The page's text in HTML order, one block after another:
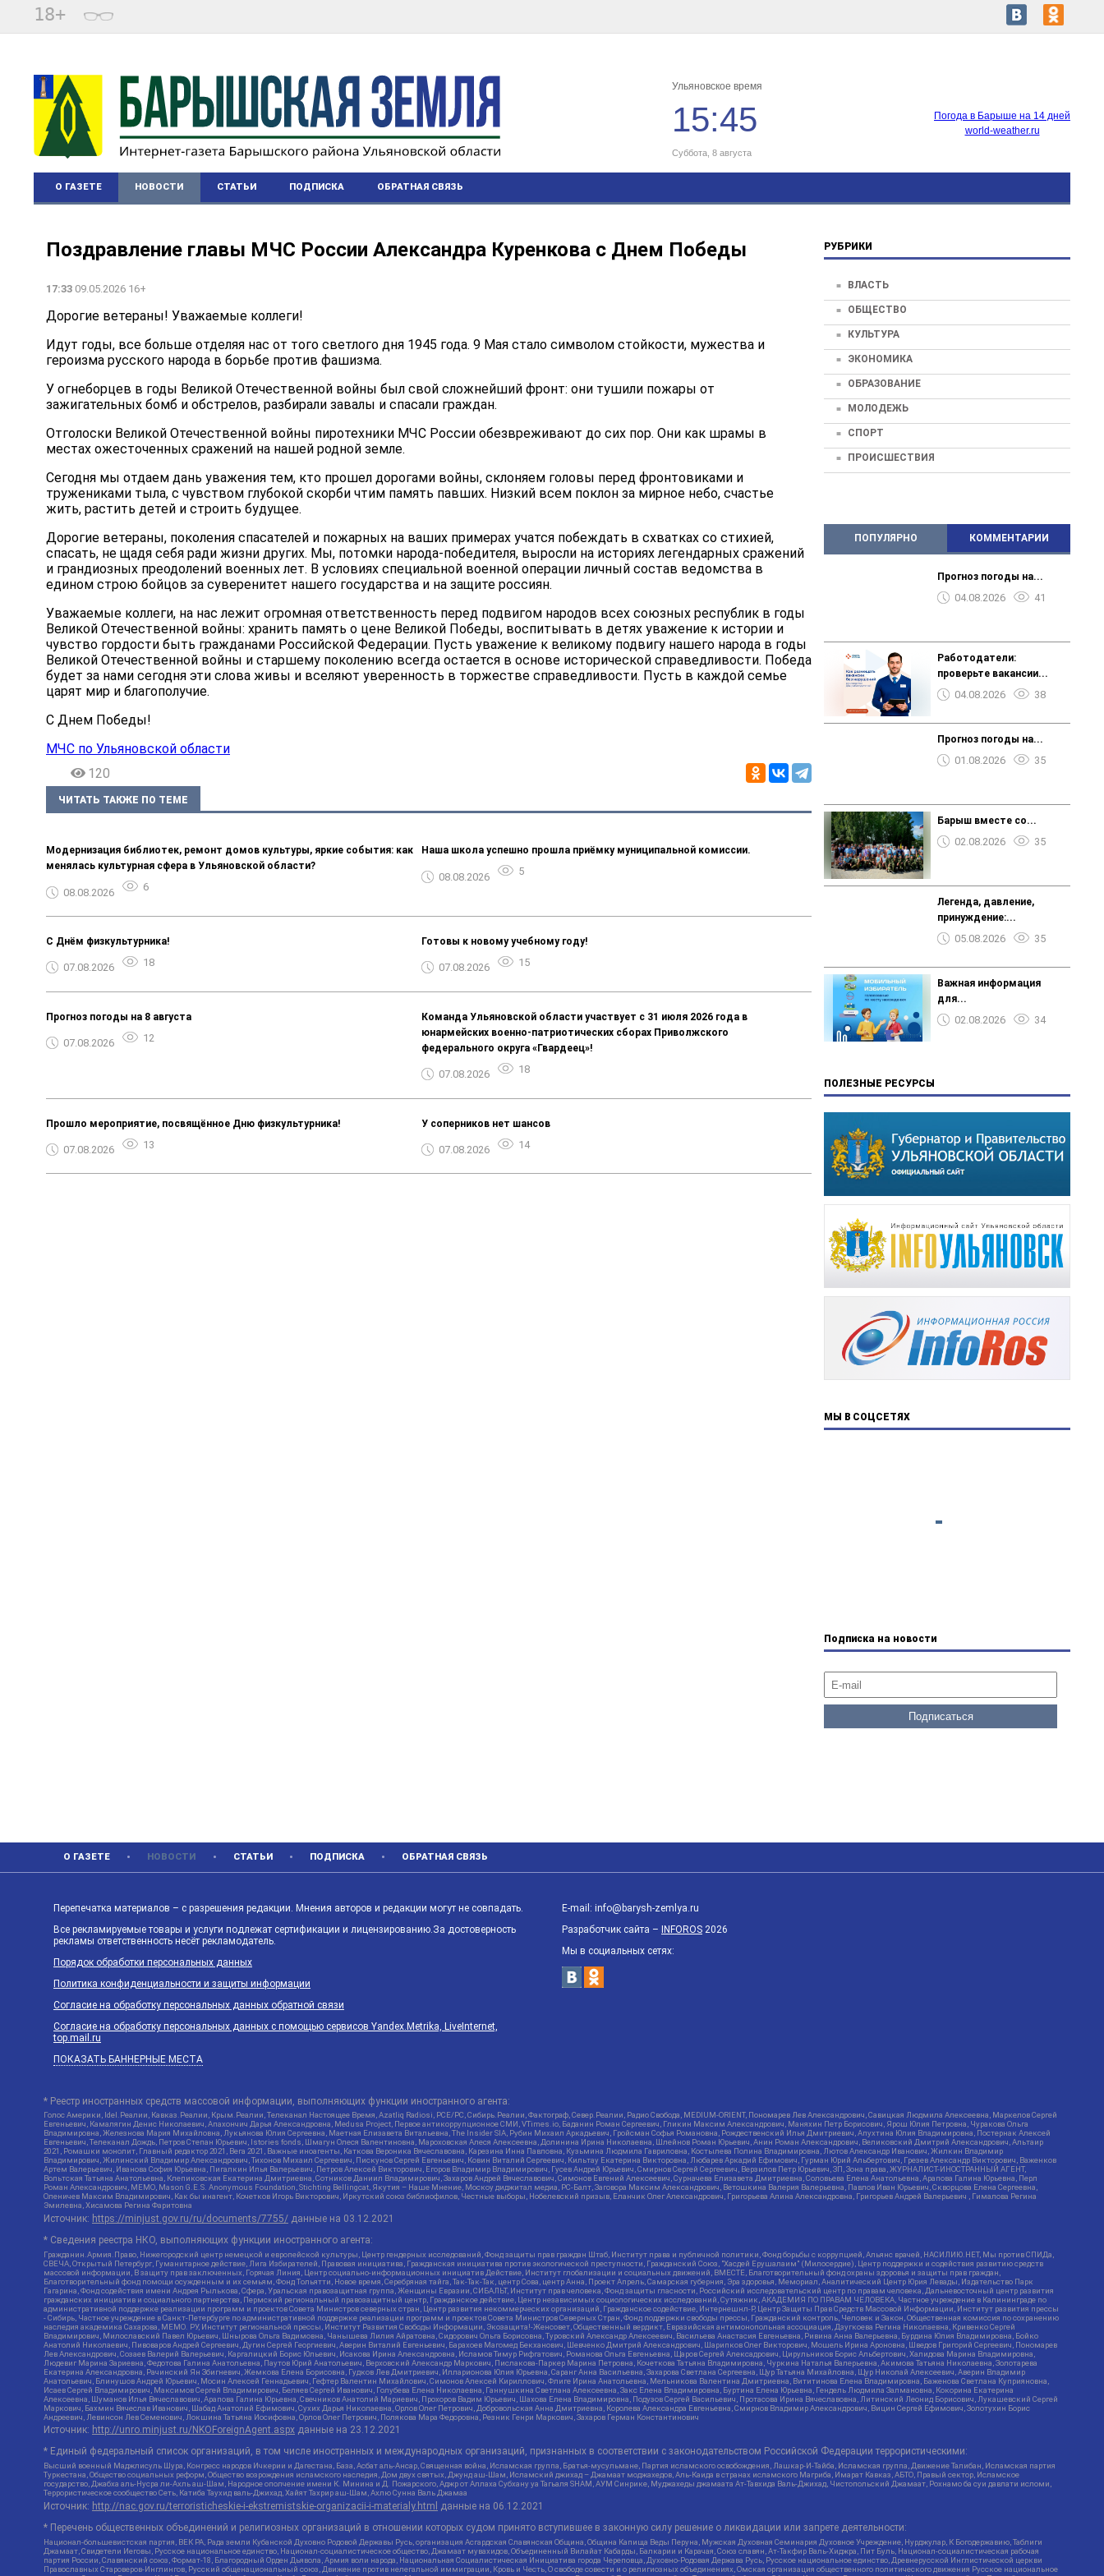
18+
Ульяновское время
15:45
Суббота, 8 августа
Погода в Барыше на 14 дней
world-weather.ru
О ГАЗЕТЕ НОВОСТИ СТАТЬИ ПОДПИСКА ОБРАТНАЯ СВЯЗЬ
Поздравление главы МЧС России Александра Куренкова с Днем Пoбеды
17:33 09.05.2026 16+
Дорогие ветераны! Уважаемые коллеги!
Идут годы, все больше отделяя нас от того светлого дня 1945 года. 9 Мая стало символом стойкости, мужества и
героизма русского народа в борьбе против фашизма.
У огнеборцев в годы Великой Отечественной войны был свой сложнейший фронт: они тушили пожары от
зажигательных бомб и обстрелов, разбирали завалы и спасали граждан.
Отголоски Великой Отечественной войны пиротехники МЧС России обезвреживают до сих пор. Они как шрамы в
местах ожесточенных сражений на нашей родной земле.
Сегодня мы отдаем дань уважения тем, кто прошел дорогами войны, склоняем головы перед фронтовиками и
тружениками тыла, с чувством глубокой скорби чтим память павших. Низкий всем поклон за мирное небо, счастье
жить, растить детей и строить будущее.
Дорогие ветераны, поколения спасателей и пожарных на ваших примерах учатся побеждать в схватках со стихией,
спасать, не щадя себя ради жизни других. Мы, потомки народа-победителя, выросли на историях легендарных сражений
и грандиозных преодолений военных лет. В условиях специальной военной операции личный состав ведомства в
едином строю бойцов за суверенитет нашего государства и на защите россиян.
Уважаемые коллеги, на нас лежит огромная ответственность перед подвигом народов всех союзных республик в годы
Великой Отечественной войны: хранить память о цене Великой Победы, воспитывать в детях уважение к истории и
чувство гордости быть гражданами Российской Федерации. Пусть уважение к великому подвигу нашего народа в годы
Великой Отечественной войны и старшему поколению всегда остается в основе исторической справедливости. Победа
будет за нами сегодня эти слова живы и вселяют уверенность в торжестве справедливости. Пусть в каждой семье
царят мир и благополучие.
С Днем Победы!
МЧС по Ульяновской области
120
ЧИТАТЬ ТАКЖЕ ПО ТЕМЕ
Модернизация библиотек, ремонт домов культуры, яркие события: как
менялась культурная сфера в Ульяновской области?
08.08.2026 6
Наша школа успешно прошла приёмку муниципальной комиссии.
08.08.2026 5
С Днём физкультурника!
07.08.2026 18
Готовы к новому учебному году!
07.08.2026 15
Прогноз погоды на 8 августа
07.08.2026 12
Команда Ульяновской области участвует с 31 июля 2026 года в
юнармейских военно‑патриотических сборах Приволжского
федерального округа «Гвардеец»!
07.08.2026 18
Прошло мероприятие, посвящённое Дню физкультурника!
07.08.2026 13
У соперников нет шансов
07.08.2026 14
РУБРИКИ
ВЛАСТЬ
ОБЩЕСТВО
КУЛЬТУРА
ЭКОНОМИКА
ОБРАЗОВАНИЕ
МОЛОДЕЖЬ
СПОРТ
ПРОИСШЕСТВИЯ
ПОПУЛЯРНО КОММЕНТАРИИ
Прогноз погоды на...
04.08.2026 41
️️️Работодатели:
проверьте вакансии...
04.08.2026 38
Прогноз погоды на...
01.08.2026 35
Барыш вместе со...
02.08.2026 35
Легенда, давление,
принуждение:...
05.08.2026 35
Важная информация
для...
02.08.2026 34
ПОЛЕЗНЫЕ РЕСУРСЫ
МЫ В СОЦСЕТЯХ
Подписка на новости
О ГАЗЕТЕ НОВОСТИ СТАТЬИ ПОДПИСКА ОБРАТНАЯ СВЯЗЬ
Перепечатка материалов – с разрешения редакции. Мнения авторов и редакции могут не совпадать.
Все рекламируемые товары и услуги подлежат сертификации и лицензированию.За достоверность
рекламы ответственность несёт рекламодатель.
Порядок обработки персональных данных
Политика конфиденциальности и защиты информации
Согласие на обработку персональных данных обратной связи
Согласие на обработку персональных данных с помощью сервисов Yandex.Metrika, LiveInternet,
top.mail.ru
ПОКАЗАТЬ БАННЕРНЫЕ МЕСТА
E-mail: info@barysh-zemlya.ru
Разработчик сайта – INFOROS 2026
Мы в социальных сетях:
* Реестр иностранных средств массовой информации, выполняющих функции иностранного агента:
Голос Америки, Idel.Реалии, Кавказ.Реалии, Крым.Реалии, Телеканал Настоящее Время, Azatliq Radiosi, PCE/PC, Сибирь.Реалии, Фактограф, Север.Реалии, Радио Свобода, MEDIUM-ORIENT, Пономарев Лев Александрович, Савицкая Людмила Алексеевна, Маркелов Сергей
Евгеньевич, Камалягин Денис Николаевич, Апахончич Дарья Александровна, Medusa Project, Первое антикоррупционное СМИ, VTimes.io, Баданин Роман Сергеевич, Гликин Максим Александрович, Маняхин Петр Борисович, Ярош Юлия Петровна, Чуракова Ольга
Владимировна, Железнова Мария Михайловна, Лукьянова Юлия Сергеевна, Маетная Елизавета Витальевна, The Insider SIA, Рубин Михаил Аркадьевич, Гройсман Софья Романовна, Рождественский Илья Дмитриевич, Апухтина Юлия Владимировна, Постернак Алексей
Евгеньевич, Телеканал Дождь, Петров Степан Юрьевич, Istories fonds, Шмагун Олеся Валентиновна, Мароховская Алеся Алексеевна, Долинина Ирина Николаевна, Шлейнов Роман Юрьевич, Анин Роман Александрович, Великовский Дмитрий Александрович, Альтаир
2021, Ромашки монолит, Главный редактор 2021, Вега 2021, Важные иноагенты, Каткова Вероника Вячеславовна, Карезина Инна Павловна, Кузьмина Людмила Гавриловна, Костылева Полина Владимировна, Лютов Александр Иванович, Жилкин Владимир
Владимирович, Жилинский Владимир Александрович, Тихонов Михаил Сергеевич, Пискунов Сергей Евгеньевич, Ковин Виталий Сергеевич, Кильтау Екатерина Викторовна, Любарев Аркадий Ефимович, Гурман Юрий Альбертович, Грезев Александр Викторович, Важенков
Артем Валерьевич, Иванова София Юрьевна, Пигалкин Илья Валерьевич, Петров Алексей Викторович, Егоров Владимир Владимирович, Гусев Андрей Юрьевич, Смирнов Сергей Сергеевич, Верзилов Петр Юрьевич, ЗП, Зона права, ЖУРНАЛИСТ-ИНОСТРАННЫЙ АГЕНТ,
Вольтская Татьяна Анатольевна, Клепиковская Екатерина Дмитриевна, Сотников Даниил Владимирович, Захаров Андрей Вячеславович, Симонов Евгений Алексеевич, Сурначева Елизавета Дмитриевна, Соловьева Елена Анатольевна, Арапова Галина Юрьевна, Перл
Роман Александрович, МЕМО, Mason G.E.S. Anonymous Foundation, Stichting Bellingcat, Якутия – Наше Мнение, Москоу диджитал медиа, РС-Балт, Заговора Максим Александрович, Ветошкина Валерия Валерьевна, Павлов Иван Юрьевич, Скворцова Елена Сергеевна,
Оленичев Максим Владимирович, Как бы инагент, Кочетков Игорь Викторович, Иркутский союз библиофилов, Честные выборы, Нобелевский призыв, Еланчик Олег Александрович, Григорьева Алина Александровна, Григорьев Андрей Валерьевич , Гималова Регина
Эмилевна, Хисамова Регина Фаритовна
Источник: https://minjust.gov.ru/ru/documents/7755/ данные на 03.12.2021
* Сведения реестра НКО, выполняющих функции иностранного агента:
Гражданин.Армия.Право, Нижегородский центр немецкой и европейской культуры, Центр гендерных исследований, Фонд защиты прав граждан Штаб, Институт права и публичной политики, Фонд борьбы с коррупцией, Альянс врачей, НАСИЛИЮ.НЕТ, Мы против СПИДа,
СВЕЧА, Открытый Петербург, Гуманитарное действие, Лига Избирателей, Правовая инициатива, Гражданская инициатива против экологической преступности, Гражданский Союз, "Хасдей Ерушалаим" (Милосердие), Центр поддержки и содействия развитию средств
массовой информации, В защиту прав заключенных, Горячая Линия, Центр социально-информационных инициатив Действие, Институт глобализации и социальных движений, ВМЕСТЕ, Благотворительный фонд охраны здоровья и защиты прав граждан,
Благотворительный фонд помощи осужденным и их семьям, Фонд Тольятти, Новое время, Серебряная тайга, Так-Так-Так, центр Сова, центр Анна, Проект Апрель, Самарская губерния, Эра здоровья, Мемориал, Аналитический Центр Юрия Левады, Издательство Парк
Гагарина, Фонд содействия имени Андрея Рылькова, Сфера, Уральская правозащитная группа, Женщины Евразии, СИБАЛЬТ, Институт прав человека, Фонд защиты гласности, Российский исследовательский центр по правам человека, Дальневосточный центр развития
гражданских инициатив и социального партнерства, Пермский региональный правозащитный центр, Гражданское действие, Центр независимых социологических исследований, Сутяжник, АКАДЕМИЯ ПО ПРАВАМ ЧЕЛОВЕКА, Частное учреждение в Калининграде по
административной поддержке реализации программ и проектов Совета Министров северных стран, Центр развития некоммерческих организаций, Гражданское содействие, Интернешнл-Р, Центр Защиты Прав Средств Массовой Информации, Институт развития прессы
- Сибирь, Частное учреждение в Санкт-Петербурге по административной поддержке реализации программ и проектов Совета Министров Северных Стран, Фонд поддержки свободы прессы, Гражданский контроль, Человек и Закон, Общественная комиссия по сохранению
наследия академика Сахарова, МЕМО. РУ, Институт региональной прессы, Институт Развития Свободы Информации, Экозащита!-Женсовет, Общественный вердикт, Евразийская антимонопольная ассоциация, Дзугкоева Регина Николаевна, Кривенко Сергей
Владимирович, Милославский Павел Юрьевич, Шнырова Ольга Вадимовна, Чанышева Лилия Айратовна, Сидорович Ольга Борисовна, Туровский Александр Алексеевич, Васильева Анастасия Евгеньевна, Ривина Анна Валерьевна, Бурдина Юлия Владимировна, Бойко
Анатолий Николаевич, Пивоваров Андрей Сергеевич, Дугин Сергей Георгиевич, Аверин Виталий Евгеньевич, Барахоев Магомед Бекханович, Шевченко Дмитрий Александрович, Шарипков Олег Викторович, Мошель Ирина Ароновна, Шведов Григорий Сергеевич, Пономарев
Лев Александрович, Созаев Валерий Валерьевич, Каргалицкий Борис Юльевич, Исакова Ирина Александровна, Исламов Тимур Рифгатович, Романова Ольга Евгеньевна, Щаров Сергей Алексадрович, Цирульников Борис Альбертович, Халидова Марина Владимировна,
Людевиг Марина Зариевна, Федотова Галина Анатольевна, Паутов Юрий Анатольевич, Верховский Александр Маркович, Пислакова-Паркер Марина Петровна, Кочеткова Татьяна Владимировна, Чуркина Наталья Валерьевна, Акимова Татьяна Николаевна, Золотарева
Екатерина Александровна, Рачинский Ян Збигневич, Жемкова Елена Борисовна, Гудков Лев Дмитриевич, Илларионова Юлия Юрьевна, Саранг Анна Васильевна, Захарова Светлана Сергеевна, Щур Татьяна Михайловна, Щур Николай Алексеевич, Аверин Владимир
Анатольевич, Блинушов Андрей Юрьевич, Мосин Алексей Геннадьевич, Гефтер Валентин Михайлович, Симонов Алексей Кириллович, Флиге Ирина Анатольевна, Мельникова Валентина Дмитриевна, Вититинова Елена Владимировна, Баженова Светлана Куприяновна,
Исаев Сергей Владимирович, Максимов Сергей Владимирович, Беляев Сергей Иванович, Голубева Елена Николаевна, Ганнушкина Светлана Алексеевна, Закс Елена Владимировна, Буртина Елена Юрьевна, Гендель Людмила Залмановна, Кокорина Екатерина
Алексеевна, Шуманов Илья Вячеславович, Арапова Галина Юрьевна, Свечников Анатолий Мариевич, Прохоров Вадим Юрьевич, Шахова Елена Владимировна, Подузов Сергей Васильевич, Протасова Ирина Вячеславовна, Литинский Леонид Борисович, Лукашевский Сергей
Маркович, Бахмин Вячеслав Иванович, Шабад Анатолий Ефимович, Сухих Дарья Николаевна, Орлов Олег Петрович, Добровольская Анна Дмитриевна, Королева Александра Евгеньевна, Смирнов Владимир Александрович, Вицин Сергей Ефимович, Золотухин Борис
Андреевич, Левинсон Лев Семенович, Локшина Татьяна Иосифовна, Орлов Олег Петрович, Полякова Мара Федоровна, Резник Генри Маркович, Захаров Герман Константинович
Источник: http://unro.minjust.ru/NKOForeignAgent.aspx данные на 23.12.2021
* Единый федеральный список организаций, в том числе иностранных и международных организаций, признанных в соответствии с законодательством Российской Федерации террористическими:
Высший военный Маджлисуль Шура, Конгресс народов Ичкерии и Дагестана, База, Асбат аль-Ансар, Священная война, Исламская группа, Братья-мусульмане, Партия исламского освобождения, Лашкар-И-Тайба, Исламская группа, Движение Талибан, Исламская партия
Туркестана, Общество социальных реформ, Общество возрождения исламского наследия, Дом двух святых, Джунд аш-Шам, Исламский джихад – Джамаат моджахедов, Аль-Каида в странах исламского Магриба, Имарат Кавказ, АБТО, Правый сектор, Исламское
государство, Джабха аль-Нусра ли-Ахль аш-Шам, Народное ополчение имени К. Минина и Д. Пожарского, Аджр от Аллаха Субхану уа Тагьаля SHAM, АУМ Синрике, Муджахеды джамаата Ат-Тавхида Валь-Джихад, Чистопольский Джамаат, Рохнамо ба суи давлати исломи,
Террористическое сообщество Сеть, Катиба Таухид валь-Джихад, Хайят Тахрир аш-Шам, Ахлю Сунна Валь Джамаа
Источник: http://nac.gov.ru/terroristicheskie-i-ekstremistskie-organizacii-i-materialy.html данные на 06.12.2021
* Перечень общественных объединений и религиозных организаций в отношении которых судом принято вступившее в законную силу решение о ликвидации или запрете деятельности:
Национал-большевистская партия, ВЕК РА, Рада земли Кубанской Духовно Родовой Державы Русь, организация Асгардская Славянская Община, Община Капища Веды Перуна, Мужская Духовная Семинария Духовное Учреждение, Нурджулар, К Богодержавию, Таблиги
Джамаат, Свидетели Иеговы, Русское национальное единство, Национал-социалистическое общество, Джамаат мувахидов, Объединенный Вилайат Кабарды, Балкарии и Карачая, Союз славян, Ат-Такфир Валь-Хиджра, Пит Буль, Национал-социалистическая рабочая
партия России, Славянский союз, Формат-18, Благородный Орден Дьявола, Армия воли народа, Национальная Социалистическая Инициатива города Череповца, Духовно-Родовая Держава Русь, Русское национальное единство, Древнерусской Инглистической церкви
Православных Староверов-Инглингов, Русский общенациональный союз, Движение против нелегальной иммиграции, Кровь и Честь, О свободе совести и о религиозных объединениях, Омская организация общественного политического движения Русское национальное